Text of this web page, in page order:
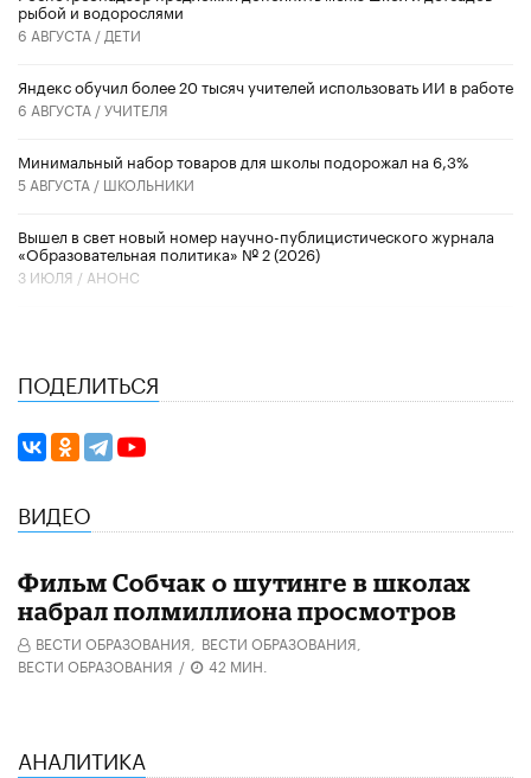
рыбой и водорослями
6 АВГУСТА / ДЕТИ
​Яндекс обучил более 20 тысяч учителей использовать ИИ в работе
6 АВГУСТА /УЧИТЕЛЯ
Минимальный набор товаров для школы подорожал на 6,3%
5 АВГУСТА / ШКОЛЬНИКИ
Вышел в свет новый номер научно-публицистического журнала
«Образовательная политика» № 2 (2026)
3 ИЮЛЯ / АНОНС
ПОДЕЛИТЬСЯ
ВИДЕО
Фильм Собчак о шутинге в школах
набрал полмиллиона просмотров
ВЕСТИ ОБРАЗОВАНИЯ, ВЕСТИ ОБРАЗОВАНИЯ,
ВЕСТИ ОБРАЗОВАНИЯ / 42 МИН.
АНАЛИТИКА